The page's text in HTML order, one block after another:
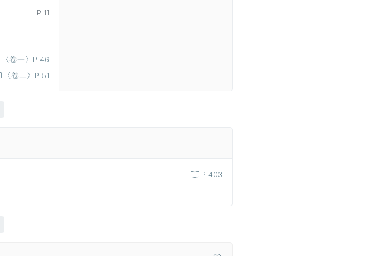
P.11
〈卷一〉P.46
〈卷二〉P.51
P.403